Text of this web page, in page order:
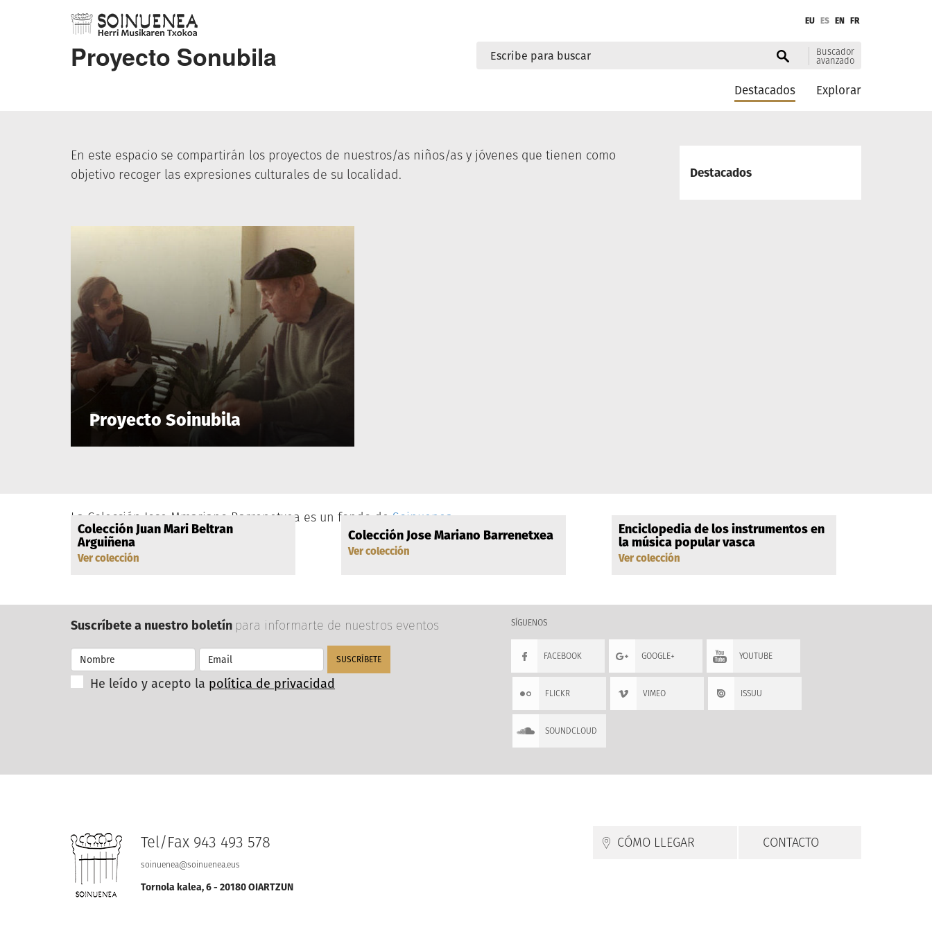
EU ES EN FR
Proyecto Sonubila Buscador
avanzado
Destacados Explorar
En este espacio se compartirán los proyectos de nuestros/as niños/as y jóvenes que tienen como
objetivo recoger las expresiones culturales de su localidad.
Proyecto Soinubila
Presentación
Destacados
La Colección Jose Mmariano Barrenetxea es un fondo de Soinuenea
Otros fondos
Colección Juan Mari Beltran
Arguiñena
Ver colección
Colección Jose Mariano Barrenetxea
Ver colección
Enciclopedia de los instrumentos en
la música popular vasca
Ver colección
Suscríbete a nuestro boletín para informarte de nuestros eventos
Nombre
Email SUSCRÍBETE
He leído y acepto la política de privacidad
SÍGUENOS
FACEBOOK GOOGLE+ YOUTUBE
FLICKR VIMEO ISSUU
SOUNDCLOUD
Tel/Fax 943 493 578
soinuenea@soinuenea.eus
Tornola kalea, 6 - 20180 OIARTZUN
CÓMO LLEGAR CONTACTO